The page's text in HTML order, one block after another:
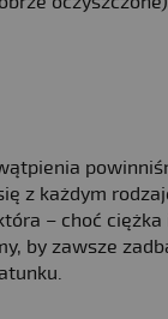
z każdym
– choć
by zawsze